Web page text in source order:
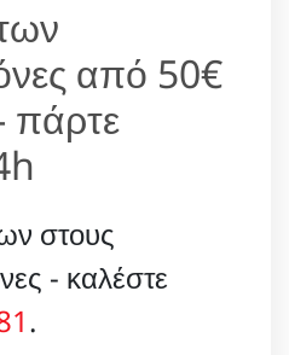
από 50€
πάρτε
στους
- καλέστε
.